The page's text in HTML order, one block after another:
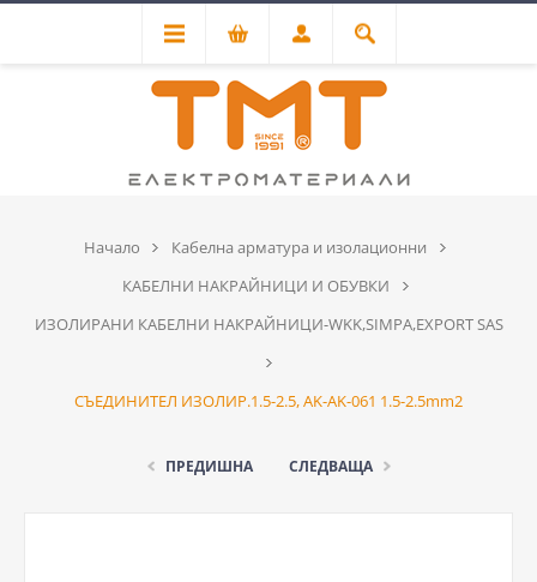
Начало
Кабелна арматура и изолационни
КАБЕЛНИ НАКРАЙНИЦИ И ОБУВКИ
ИЗОЛИРАНИ КАБЕЛНИ НАКРАЙНИЦИ-WKK,SIMPA,EXPORT SAS
СЪЕДИНИТЕЛ ИЗОЛИР.1.5-2.5, ΑΚ-ΑΚ-061 1.5-2.5mm2
ПРЕДИШНА СЛЕДВАЩА